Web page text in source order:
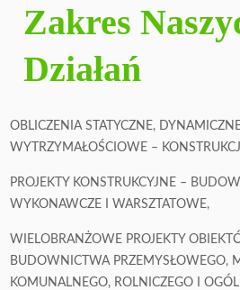
Zakres
Działań
OBLICZENIA STATYCZNE, DYNAMICZNE
WYTRZYMAŁOŚCIOWE –
PROJEKTY KONSTRUKCYJNE –
WYKONAWCZE I WARSZTATOWE,
WIELOBRANŻOWE PROJEKTY
BUDOWNICTWA PRZEMYSŁOWEGO,
KOMUNALNEGO, ROLNICZEGO I